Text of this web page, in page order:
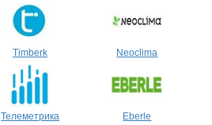
Timberk Neoclima
Телеметрика Eberle